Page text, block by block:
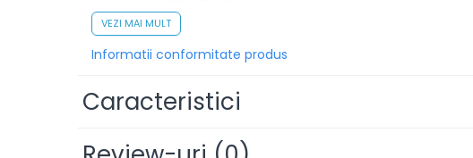
Combaterea Insectelor
Daunatoare
Diverse produse de uz casnic
**la setarea minima a dispozitivului automat Air Wick.
BRIZA DE PRIMAVARA SI VANILIE;
SPRAY AUTOMAT FARA AEROSOLI;
INFUZAT CU ULEIURI ESENTIALE NATURALE;
VEZI MAI MULT
Informatii conformitate produs
Caracteristici